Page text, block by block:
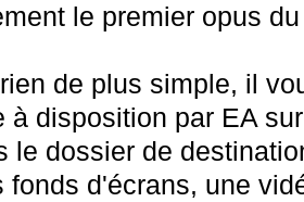
le premier opus
de plus simple, il
à disposition par EA
le dossier de
fonds d'écrans, une